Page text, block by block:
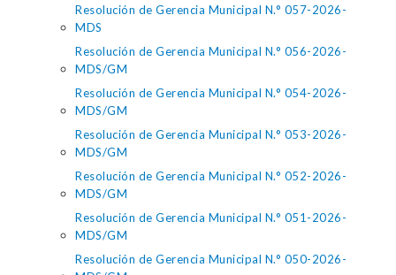
Resolución de Gerencia Municipal N.° 057-2026-
MDS
Resolución de Gerencia Municipal N.° 056-2026-
MDS/GM
Resolución de Gerencia Municipal N.° 054-2026-
MDS/GM
Resolución de Gerencia Municipal N.° 053-2026-
MDS/GM
Resolución de Gerencia Municipal N.° 052-2026-
MDS/GM
Resolución de Gerencia Municipal N.° 051-2026-
MDS/GM
Resolución de Gerencia Municipal N.° 050-2026-